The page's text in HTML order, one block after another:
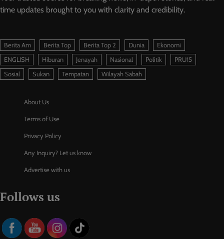
time updates brought to you with clarity and credibility.
Berita Am Berita Top Berita Top 2 Dunia
Ekonomi
ENGLISH
Hiburan Jenayah Nasional Politik
PRU15
Sosial
Sukan Tempatan Wilayah Sabah
About Us
Terms of Use
Privacy Policy
Any Inquiry? Let us know
Advertise with us
Follows us